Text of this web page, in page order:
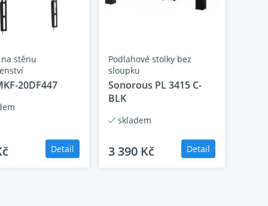
stěnu
20DF447
Detail
Podlahové stolky bez
sloupku
Sonorous PL 3415 C-
BLK
skladem
3 390 Kč Detail